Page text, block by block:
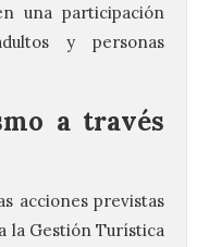
una participación
y personas
a través
acciones previstas
la Gestión Turística